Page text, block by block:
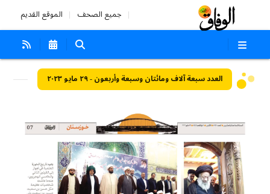
جميع الصحف الموقع القديم
العدد سبعة آلاف ومائتان وسبعة وأربعون - ٢٩ مايو ٢٠٢٣